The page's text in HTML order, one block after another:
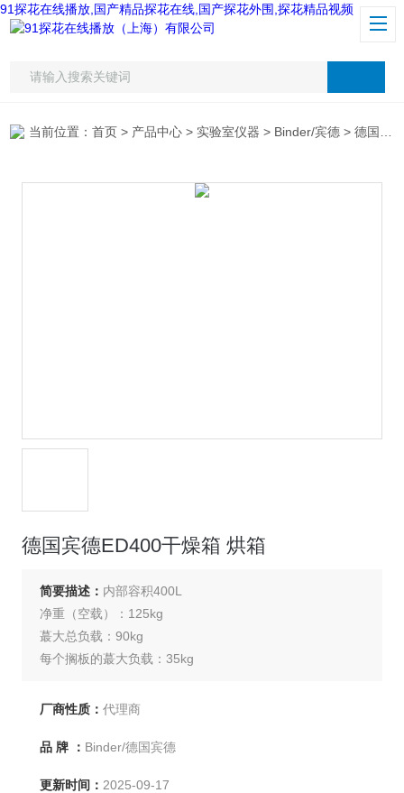
91探花在线播放,国产精品探花在线,国产探花外围,探花精品视频
当前位置：首页 > 产品中心 > 实验室仪器 > Binder/宾德 > 德国宾德ED400干燥箱 烘箱
德国宾德ED400干燥箱 烘箱
简要描述： 内部容积400L
净重（空载）：125kg
蕞大总负载：90kg
每个搁板的蕞大负载：35kg
厂商性质： 代理商
品 牌 ： Binder/德国宾德
更新时间： 2025-09-17